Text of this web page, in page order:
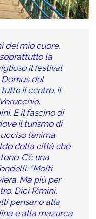
del mio cuore.
la
il festival
del
tutto il centro, il
E il fascino di
il turismo di
l’anima
della città che
C’è una
“Molti
Ma più per
Dici Rimini,
pensano alla
e alla mazurca